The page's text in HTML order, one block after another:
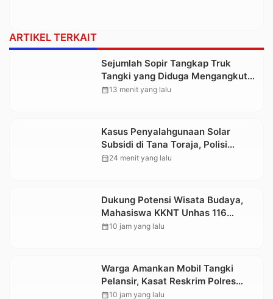
ARTIKEL TERKAIT
Sejumlah Sopir Tangkap Truk
Tangki yang Diduga Mengangkut
Solar Ilegal
calendar_month13 menit yang lalu
Kasus Penyalahgunaan Solar
Subsidi di Tana Toraja, Polisi
Tetapkan Tiga Tersangka Baru
calendar_month24 menit yang lalu
Dukung Potensi Wisata Budaya,
Mahasiswa KKNT Unhas 116
Kelurahan Nonongan Utara Pasang
calendar_month10 jam yang lalu
Warga Amankan Mobil Tangki
Pelansir, Kasat Reskrim Polres
Toraja Utara: Proses Hukum
calendar_month10 jam yang lalu